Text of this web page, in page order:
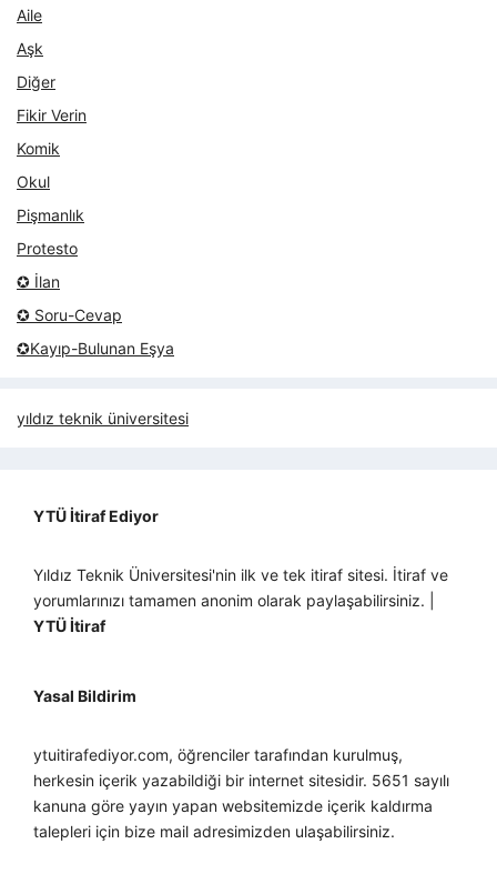
Aile
Aşk
Diğer
Fikir Verin
Komik
Okul
Pişmanlık
Protesto
✪ İlan
✪ Soru-Cevap
✪Kayıp-Bulunan Eşya
yıldız teknik üniversitesi
YTÜ İtiraf Ediyor
Yıldız Teknik Üniversitesi'nin ilk ve tek itiraf sitesi. İtiraf ve
yorumlarınızı tamamen anonim olarak paylaşabilirsiniz. |
YTÜ İtiraf
Yasal Bildirim
ytuitirafediyor.com, öğrenciler tarafından kurulmuş,
herkesin içerik yazabildiği bir internet sitesidir. 5651 sayılı
kanuna göre yayın yapan websitemizde içerik kaldırma
talepleri için bize mail adresimizden ulaşabilirsiniz.